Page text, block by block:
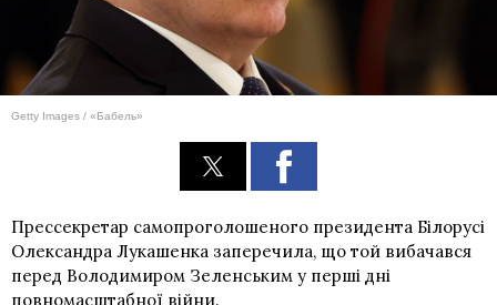
Getty Images / «Бабель»
Прессекретар самопроголошеного президента Білорусі
Олександра Лукашенка заперечила, що той вибачався
перед Володимиром Зеленським у перші дні
повномасштабної війни.